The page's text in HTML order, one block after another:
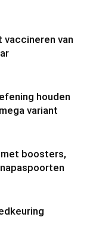
van
houden
variant
boosters,